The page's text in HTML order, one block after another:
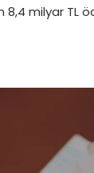
8,4 milyar TL